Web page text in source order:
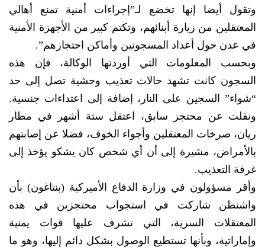
وتقول أيضا إنها تخضع لـ”إجراءات أمنية تمنع أهالي
المعتقلين من زيارة أبنائهم، وتكتم كبير من الأجهزة الأمنية
في عدن حول أعداد المسجونين وأماكن احتجازهم”.
وبحسب المعلومات التي أوردتها الوكالة، فإن هذه
السجون كانت تشهد حالات تعذيب وحشية تصل إلى حد
“شواء” السجين على النار، إضافة إلى اعتداءات جنسية.
ونقلت عن محتجز سابق، اعتقل ستة أشهر في مطار
ريان، صرخات المعتقلين وأجواء الخوف، فضلا عن إصابتهم
بالأمراض، مشيرة إلى أن أي شخص كان يشكو يؤخذ إلى
غرفة التعذيب.
وأقر مسؤولون في وزارة الدفاع الأميركية (بنتاغون) بأن
واشنطن شاركت في استجواب محتجزين في هذه
المعتقلات السرية، التي تشرف عليها قوات يمنية
وإماراتية، وبأنها تستطيع الوصول بشكل دائم إليها، وهو ما